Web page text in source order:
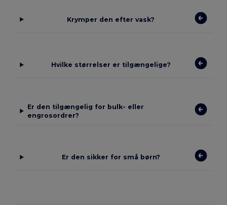
Krymper den efter vask?
Hvilke størrelser er tilgængelige?
Er den tilgængelig for bulk- eller
engrosordrer?
Er den sikker for små børn?